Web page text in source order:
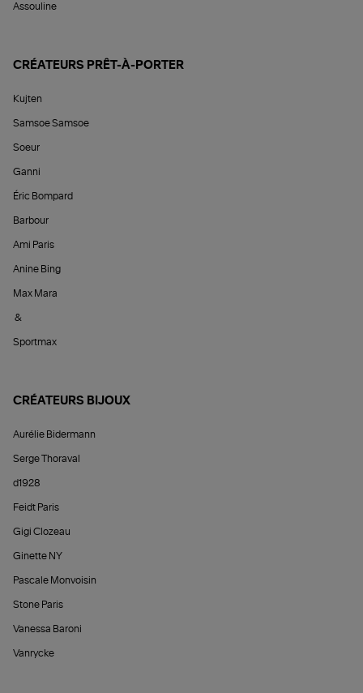
Assouline
CRÉATEURS PRÊT-À-PORTER
Kujten
Samsoe Samsoe
Soeur
Ganni
Éric Bompard
Barbour
Ami Paris
Anine Bing
Max Mara
&
Sportmax
CRÉATEURS BIJOUX
Aurélie Bidermann
Serge Thoraval
d1928
Feidt Paris
Gigi Clozeau
Ginette NY
Pascale Monvoisin
Stone Paris
Vanessa Baroni
Vanrycke